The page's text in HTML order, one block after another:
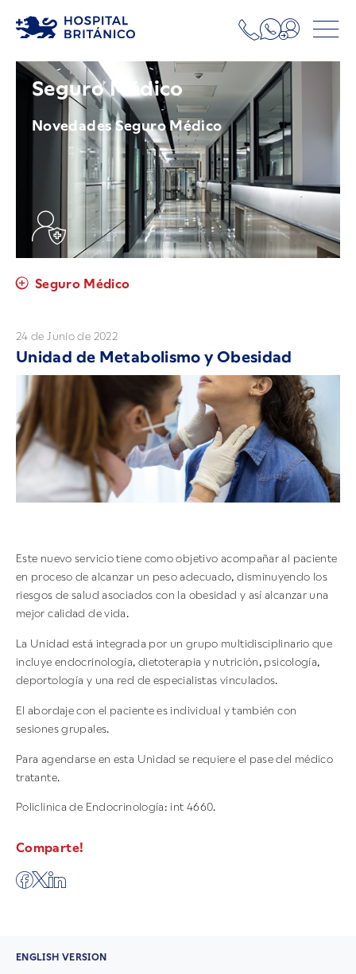
Seguro Médico
Novedades Seguro Médico
Seguro Médico
24 de Junio de 2022
Unidad de Metabolismo y Obesidad
Este nuevo servicio tiene como objetivo acompañar al paciente
en proceso de alcanzar un peso adecuado, disminuyendo los
riesgos de salud asociados con la obesidad y así alcanzar una
mejor calidad de vida.
La Unidad está integrada por un grupo multidisciplinario que
incluye endocrinología, dietoterapia y nutrición, psicología,
deportología y una red de especialistas vinculados.
El abordaje con el paciente es individual y también con
sesiones grupales.
Para agendarse en esta Unidad se requiere el pase del médico
tratante.
Policlinica de Endocrinología: int 4660.
Comparte!
ENGLISH VERSION